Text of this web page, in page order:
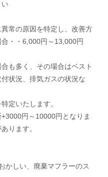
常の原因を特定し、改善方
・・6,000円～13,000円
も多く、その場合はベスト
状況、排気ガスの状況な
定いたします。
円～10000円となりま
ります。
しい、廃棄マフラーのス